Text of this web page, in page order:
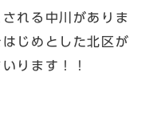
れる中川がありま
じめとした北区が
ります！！